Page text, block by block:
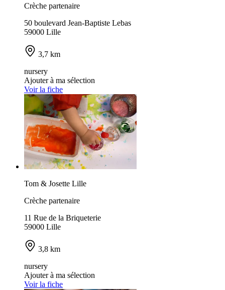
Crèche partenaire
50 boulevard Jean-Baptiste Lebas
59000 Lille
3,7 km
nursery
Ajouter à ma sélection
Voir la fiche
Tom & Josette Lille
Crèche partenaire
11 Rue de la Briqueterie
59000 Lille
3,8 km
nursery
Ajouter à ma sélection
Voir la fiche